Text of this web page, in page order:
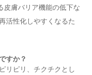
皮膚バリア機能の低下な
活性化しやすくなるた
すか？
リピリ、チクチクとし